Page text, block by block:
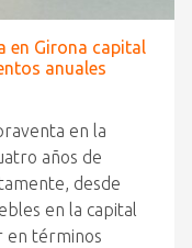
en Girona capital
anuales
en la
años de
desde
en la capital
en términos